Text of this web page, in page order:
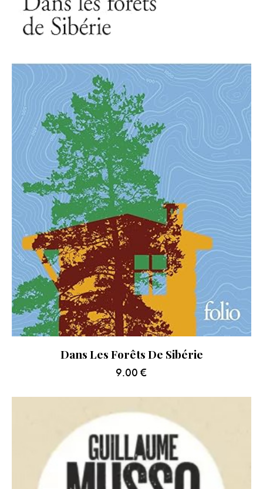
Dans Les Forêts De Sibérie
9.00 €